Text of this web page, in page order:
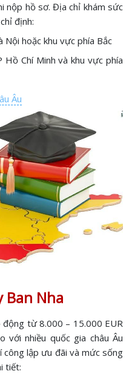
nộp hồ sơ. Địa chỉ khám sức
định:
Nội hoặc khu vực phía Bắc
Hồ Chí Minh và khu vực phía
Âu
Ban Nha
từ 8.000 – 15.000 EUR
với nhiều quốc gia châu Âu
công lập ưu đãi và mức sống
tiết: